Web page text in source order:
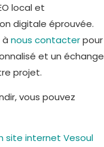
local et
digitale éprouvée.
à nous contacterpour
et un échange
projet.
vous pouvez
site internet Vesoul